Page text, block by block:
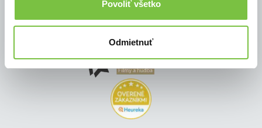
Povoliť všetko
Odmietnuť